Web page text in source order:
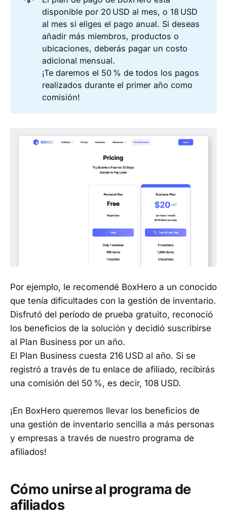
disponible por 20 USD al mes, o 18 USD
al mes si eliges el pago anual. Si deseas
añadir más miembros, productos o
ubicaciones, deberás pagar un costo
adicional mensual.
¡Te daremos el 50 % de todos los pagos
realizados durante el primer año como
comisión!
Por ejemplo, le recomendé BoxHero a un conocido
que tenía dificultades con la gestión de inventario.
Disfrutó del período de prueba gratuito, reconoció
los beneficios de la solución y decidió suscribirse
al Plan Business por un año.
El Plan Business cuesta 216 USD al año. Si se
registró a través de tu enlace de afiliado, recibirás
una comisión del 50 %, es decir, 108 USD.
¡En BoxHero queremos llevar los beneficios de
una gestión de inventario sencilla a más personas
y empresas a través de nuestro programa de
afiliados!
Cómo unirse al programa de
afiliados